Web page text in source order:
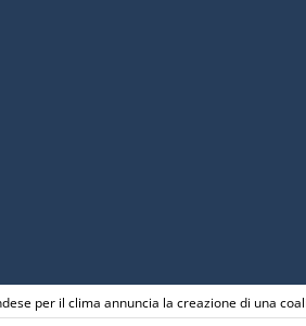
per il clima annuncia la creazione di una